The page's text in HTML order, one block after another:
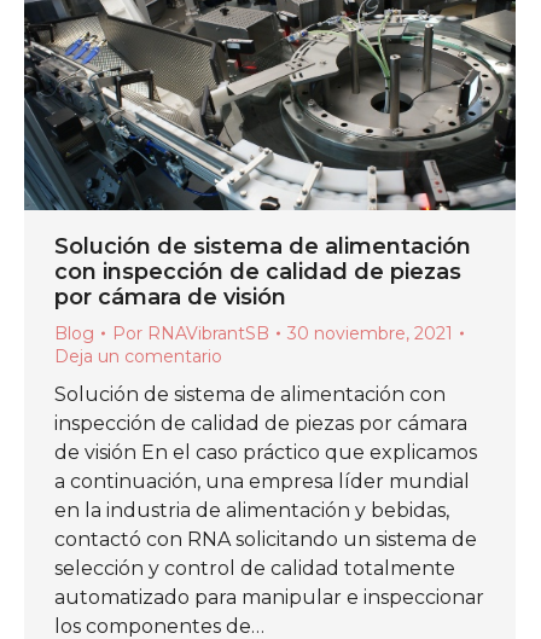
Solución de sistema de alimentación
con inspección de calidad de piezas
por cámara de visión
Blog Por RNAVibrantSB
30 noviembre, 2021
Deja un comentario
Solución de sistema de alimentación con
inspección de calidad de piezas por cámara
de visión En el caso práctico que explicamos
a continuación, una empresa líder mundial
en la industria de alimentación y bebidas,
contactó con RNA solicitando un sistema de
selección y control de calidad totalmente
automatizado para manipular e inspeccionar
los componentes de…